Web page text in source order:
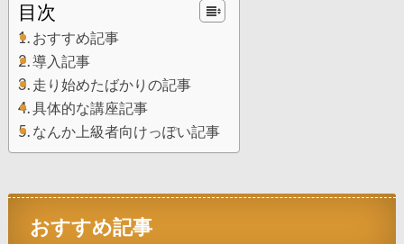
目次
おすすめ記事
導入記事
走り始めたばかりの記事
具体的な講座記事
なんか上級者向けっぽい記事
おすすめ記事